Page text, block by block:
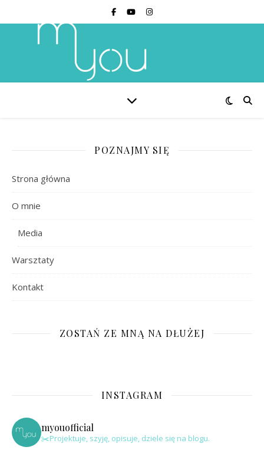
POZNAJMY SIĘ
Strona główna
O mnie
Media
Warsztaty
Kontakt
ZOSTAŃ ZE MNĄ NA DŁUŻEJ
INSTAGRAM
myouofficial
✂️Projektuje, szyję, opisuje, dziele się na blogu.